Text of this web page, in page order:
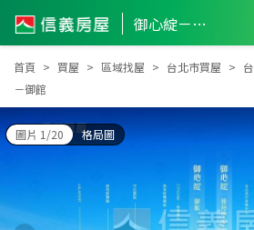
御心綻－御館
首頁 買屋 區域找屋 台北市買屋
－御館
圖片 1/20 格局圖